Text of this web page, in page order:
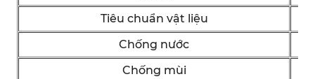
Tiêu chuẩn vật liệu
Chống nước
Chống mùi